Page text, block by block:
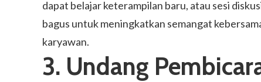
dapat belajar keterampilan baru, atau sesi
bagus untuk meningkatkan semangat
karyawan.
3. Undang